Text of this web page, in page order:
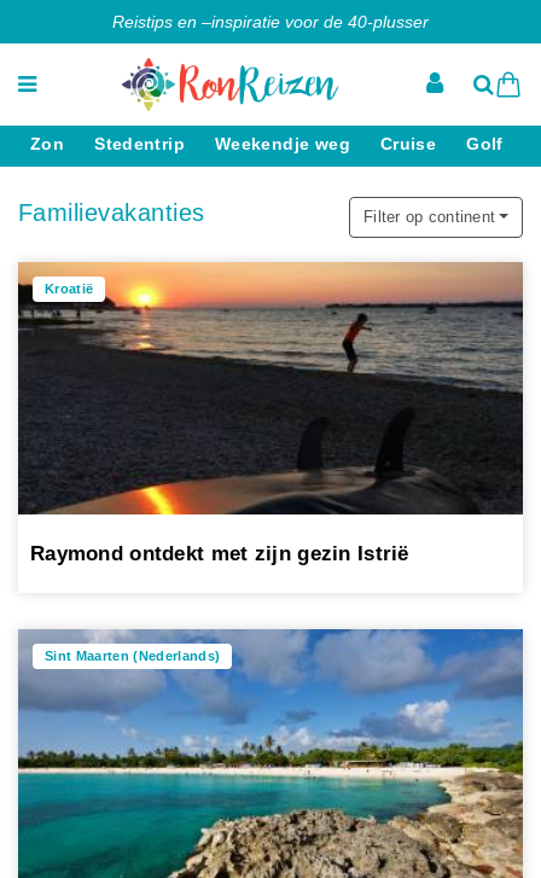
Reistips en –inspiratie voor de 40-plusser
Zon Stedentrip Weekendje weg Cruise Golf
Familievakanties Filter op continent
Kroatië
Raymond ontdekt met zijn gezin Istrië
Sint Maarten (Nederlands)